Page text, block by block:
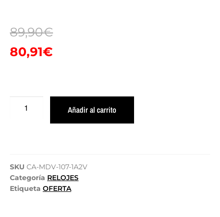
89,90€
80,91€
Añadir al carrito
SKU CA-MDV-107-1A2V
Categoría RELOJES
Etiqueta OFERTA